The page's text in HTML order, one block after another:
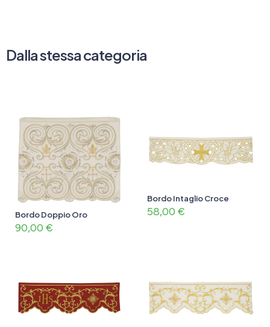
Dalla stessa categoria
Bordo Doppio Oro
90,00 €
Bordo Intaglio Croce
58,00 €